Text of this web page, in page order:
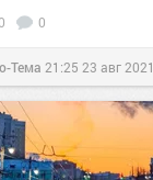
0
Тема 21:25 23 авг 2021